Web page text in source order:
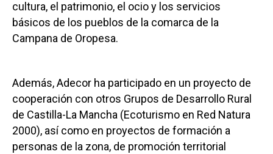
cultura, el patrimonio, el ocio y los servicios
básicos de los pueblos de la comarca de la
Campana de Oropesa.
Además, Adecor ha participado en un proyecto de
cooperación con otros Grupos de Desarrollo Rural
de Castilla-La Mancha (Ecoturismo en Red Natura
2000), así como en proyectos de formación a
personas de la zona, de promoción territorial